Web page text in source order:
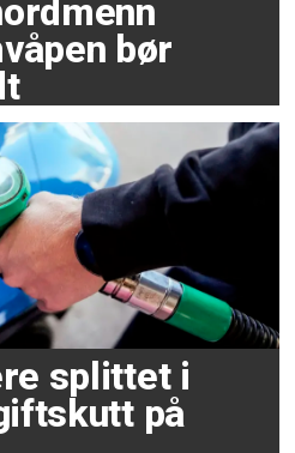
bør
splittet i
på